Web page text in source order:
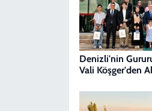
Denizli'nin
Vali Köşger'den